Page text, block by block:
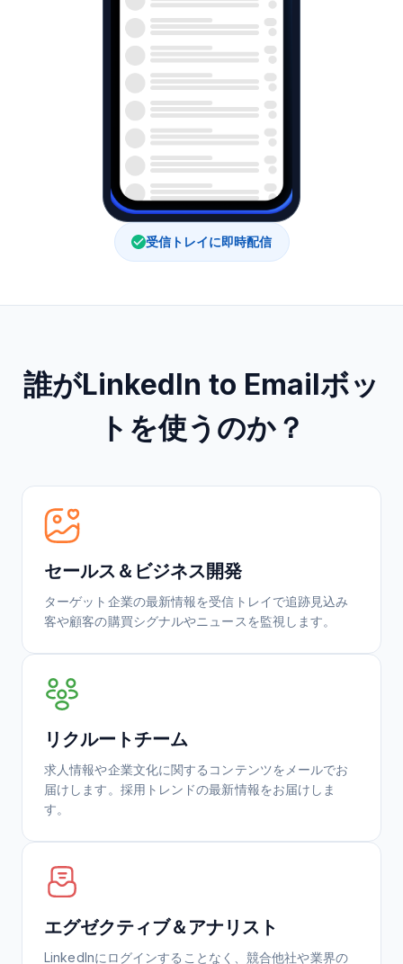
受信トレイに即時配信
誰がLinkedIn to Emailボッ
トを使うのか？
セールス＆ビジネス開発
ターゲット企業の最新情報を受信トレイで追跡見込み
客や顧客の購買シグナルやニュースを監視します。
リクルートチーム
求人情報や企業文化に関するコンテンツをメールでお
届けします。採用トレンドの最新情報をお届けしま
す。
エグゼクティブ＆アナリスト
LinkedInにログインすることなく、競合他社や業界の